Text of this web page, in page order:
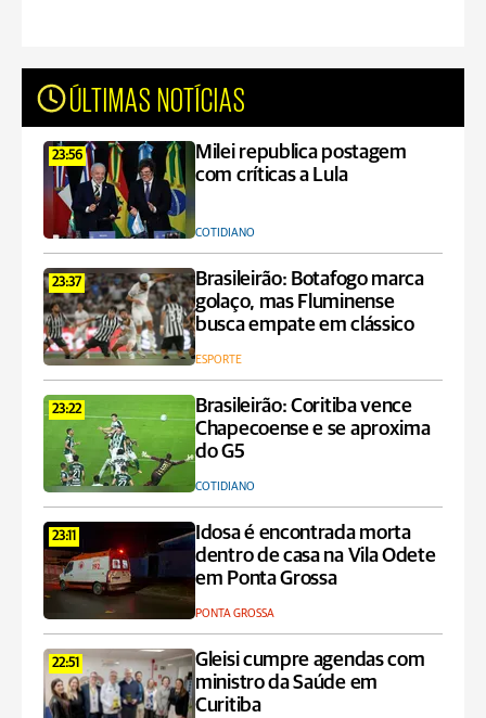
ÚLTIMAS NOTÍCIAS
23:56
Milei republica postagem
com críticas a Lula
COTIDIANO
23:37
Brasileirão: Botafogo marca
golaço, mas Fluminense
busca empate em clássico
ESPORTE
23:22
Brasileirão: Coritiba vence
Chapecoense e se aproxima
do G5
COTIDIANO
23:11
Idosa é encontrada morta
dentro de casa na Vila Odete
em Ponta Grossa
PONTA GROSSA
22:51
Gleisi cumpre agendas com
ministro da Saúde em
Curitiba